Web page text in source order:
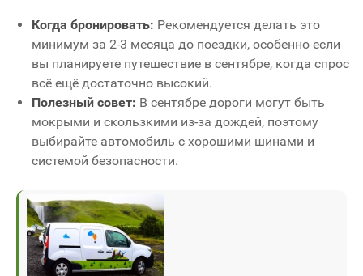
Когда бронировать: Рекомендуется делать это
минимум за 2-3 месяца до поездки, особенно если
вы планируете путешествие в сентябре, когда спрос
всё ещё достаточно высокий.
Полезный совет: В сентябре дороги могут быть
мокрыми и скользкими из-за дождей, поэтому
выбирайте автомобиль с хорошими шинами и
системой безопасности.